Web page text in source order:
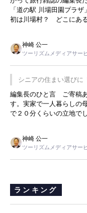
「道の駅 川場田園プラ
初は川場村？ どこにあ
永井 彰一社長にインタ
した。プレゼンも巧みで
は、従業員に東京ディズ
の何かを理解してもらっ
プレミアムヨーグルトを
です。永井社長は、駐車
ことに目をつけ、高級商
事を懐かしく読みました
神崎 公一
ツーリズムメディアサー
シニアの住まい選び
暮らし
編集長のひと言 ご寄稿
す。実家で一人暮らしの
で２０分くらいの立地で
ました。母の住まいから
すが、私と妹にとっては
は、当人だけではなく、
と思いました。
神崎 公一
ツーリズムメディアサー
ランキング